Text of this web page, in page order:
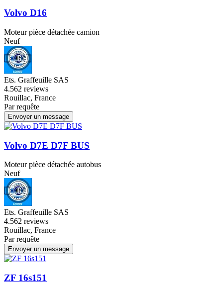
Volvo D16
Moteur pièce détachée camion
Neuf
Ets. Graffeuille SAS
4.562 reviews
Rouillac, France
Par requête
Envoyer un message
Volvo D7E D7F BUS
Moteur pièce détachée autobus
Neuf
Ets. Graffeuille SAS
4.562 reviews
Rouillac, France
Par requête
Envoyer un message
ZF 16s151